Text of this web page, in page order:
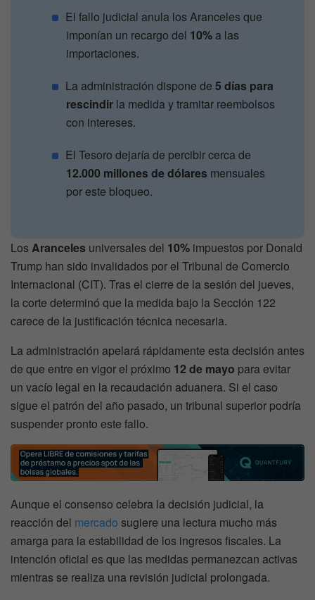
El fallo judicial anula los Aranceles que
imponían un recargo del 10% a las
importaciones.
La administración dispone de5 días para
rescindir la medida y tramitar reembolsos
con intereses.
El Tesoro dejaría de percibir cerca de
12.000 millones de dólares mensuales
por este bloqueo.
LosAranceles universales del 10% impuestos por Donald
Trump han sido invalidados por el Tribunal de Comercio
Internacional (CIT). Tras el cierre de la sesión del jueves,
la corte determinó que la medida bajo la Sección 122
carece de la justificación técnica necesaria.
La administración apelará rápidamente esta decisión antes
de que entre en vigor el próximo 12 de mayo para evitar
un vacío legal en la recaudación aduanera. Si el caso
sigue el patrón del año pasado, un tribunal superior podría
suspender pronto este fallo.
Aunque el consenso celebra la decisión judicial, la
reacción del mercado sugiere una lectura mucho más
amarga para la estabilidad de los ingresos fiscales. La
intención oficial es que las medidas permanezcan activas
mientras se realiza una revisión judicial prolongada.